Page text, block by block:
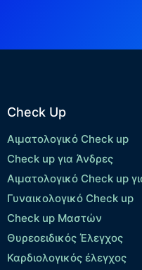
Check Up
Αιματολογικό Check up
Check up για Άνδρες
Αιματολογικό Check up
Γυναικολογικό Check up
Check up Μαστών
Θυρεοειδικός Έλεγχος
Καρδιολογικός έλεγχος